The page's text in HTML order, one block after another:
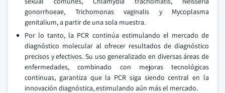
gonorrhoeae, Trichomonas vaginalis y Mycoplasma
genitalium, a partir de una sola muestra.
Por lo tanto, la PCR continúa estimulando el mercado de
diagnóstico molecular al ofrecer resultados de diagnóstico
precisos y efectivos. Su uso generalizado en diversas áreas de
enfermedades, combinado con mejoras tecnológicas
continuas, garantiza que la PCR siga siendo central en la
innovación diagnóstica, estimulando aún más el mercado.